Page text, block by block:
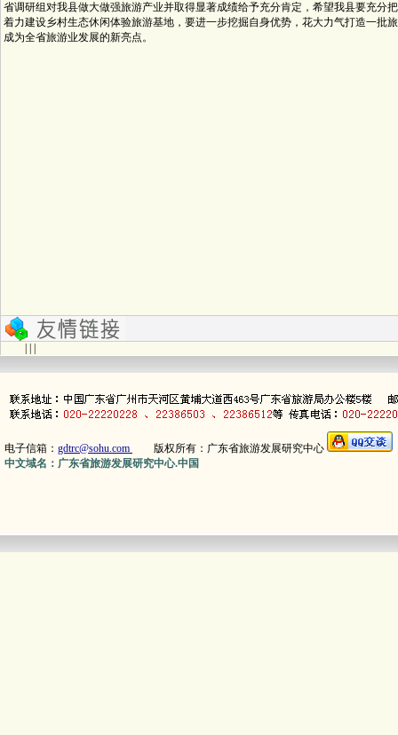
省调研组对我县做大做强旅游产业并取得显著成绩给予充分肯定，希望我县要充分
着力建设乡村生态休闲体验旅游基地，要进一步挖掘自身优势，花大力气打造一批
成为全省旅游业发展的新亮点。
电子信箱： gdtrc@sohu.com 版权所有：广东省旅游发展研究中心
中文域名：广东省旅游发展研究中心.中国